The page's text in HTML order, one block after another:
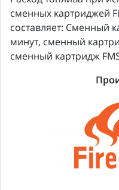
сменных картриджей
составляет: Сменный
минут, сменный
сменный картридж